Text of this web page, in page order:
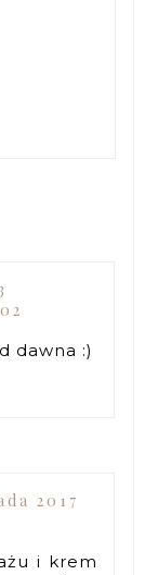
dawna :)
2017
i krem